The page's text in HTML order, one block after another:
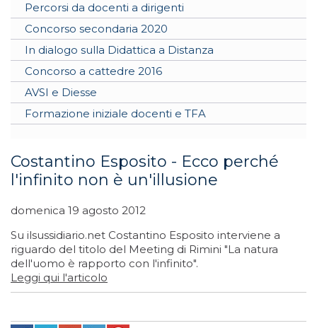
Percorsi da docenti a dirigenti
Concorso secondaria 2020
In dialogo sulla Didattica a Distanza
Concorso a cattedre 2016
AVSI e Diesse
Formazione iniziale docenti e TFA
Costantino Esposito - Ecco perché
l'infinito non è un'illusione
domenica 19 agosto 2012
Su ilsussidiario.net Costantino Esposito interviene a
riguardo del titolo del Meeting di Rimini "La natura
dell'uomo è rapporto con l'infinito".
Leggi qui l'articolo